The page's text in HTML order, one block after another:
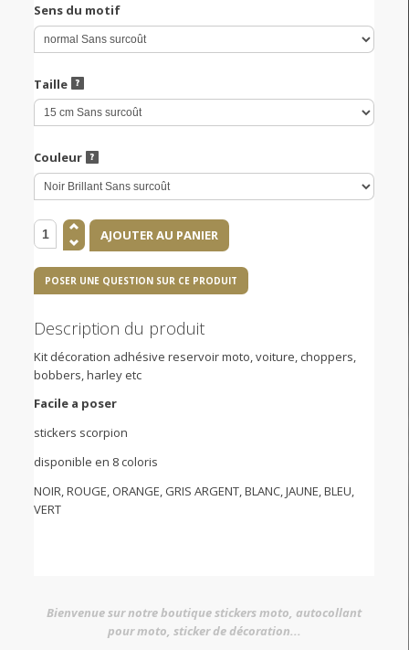
Sens du motif
Taille
Couleur
POSER UNE QUESTION SUR CE PRODUIT
Description du produit
Kit décoration adhésive reservoir moto, voiture, choppers,
bobbers, harley etc
Facile a poser
stickers scorpion
disponible en 8 coloris
NOIR, ROUGE, ORANGE, GRIS ARGENT, BLANC, JAUNE, BLEU,
VERT
Bienvenue sur notre boutique stickers moto, autocollant
pour moto, sticker de décoration...